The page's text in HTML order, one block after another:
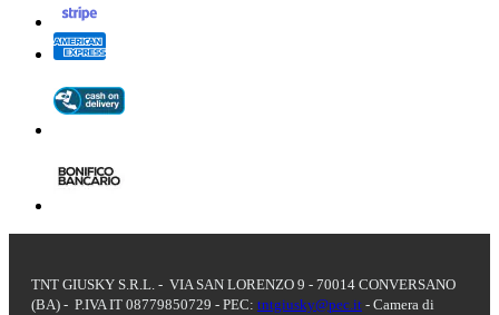
TNT GIUSKY S.R.L. - VIA SAN LORENZO 9 - 70014 CONVERSANO
(BA) - P.IVA IT 08779850729 - PEC: tntgiusky@pec.it - Camera di